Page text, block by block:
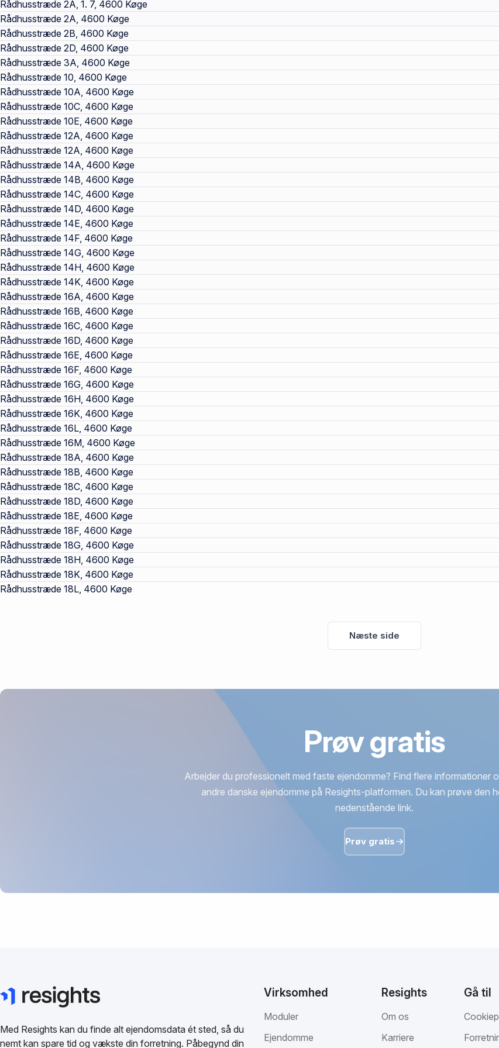
Rådhusstræde 2A, 1. 7, 4600 Køge
Rådhusstræde 2A, 4600 Køge
Rådhusstræde 2B, 4600 Køge
Rådhusstræde 2D, 4600 Køge
Rådhusstræde 3A, 4600 Køge
Rådhusstræde 10, 4600 Køge
Rådhusstræde 10A, 4600 Køge
Rådhusstræde 10C, 4600 Køge
Rådhusstræde 10E, 4600 Køge
Rådhusstræde 12A, 4600 Køge
Rådhusstræde 12A, 4600 Køge
Rådhusstræde 14A, 4600 Køge
Rådhusstræde 14B, 4600 Køge
Rådhusstræde 14C, 4600 Køge
Rådhusstræde 14D, 4600 Køge
Rådhusstræde 14E, 4600 Køge
Rådhusstræde 14F, 4600 Køge
Rådhusstræde 14G, 4600 Køge
Rådhusstræde 14H, 4600 Køge
Rådhusstræde 14K, 4600 Køge
Rådhusstræde 16A, 4600 Køge
Rådhusstræde 16B, 4600 Køge
Rådhusstræde 16C, 4600 Køge
Rådhusstræde 16D, 4600 Køge
Rådhusstræde 16E, 4600 Køge
Rådhusstræde 16F, 4600 Køge
Rådhusstræde 16G, 4600 Køge
Rådhusstræde 16H, 4600 Køge
Rådhusstræde 16K, 4600 Køge
Rådhusstræde 16L, 4600 Køge
Rådhusstræde 16M, 4600 Køge
Rådhusstræde 18A, 4600 Køge
Rådhusstræde 18B, 4600 Køge
Rådhusstræde 18C, 4600 Køge
Rådhusstræde 18D, 4600 Køge
Rådhusstræde 18E, 4600 Køge
Rådhusstræde 18F, 4600 Køge
Rådhusstræde 18G, 4600 Køge
Rådhusstræde 18H, 4600 Køge
Rådhusstræde 18K, 4600 Køge
Rådhusstræde 18L, 4600 Køge
Næste side
Prøv gratis
Arbejder du professionelt med faste ejendomme? Find flere informationer
andre danske ejendomme på Resights-platformen. Du kan prøve den
nedenstående link.
Prøv gratis
Med Resights kan du finde alt ejendomsdata ét sted, så du
nemt kan spare tid og vækste din forretning. Påbegynd din
Virksomhed
Moduler
Ejendomme
Resights
Om os
Karriere
Gå til